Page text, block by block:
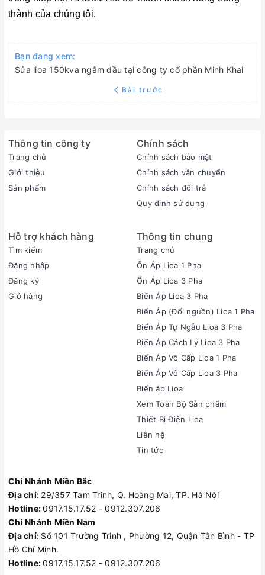
thành của chúng tôi.
Bạn đang xem:
Sửa lioa 150kva ngâm dầu tại công ty cổ phần Minh Khai
Bài trước
Thông tin công ty
Trang chủ
Giới thiệu
Sản phẩm
Chính sách
Chính sách bảo mật
Chính sách vận chuyển
Chính sách đổi trả
Quy định sử dụng
Hỗ trợ khách hàng
Tìm kiếm
Đăng nhập
Đăng ký
Giỏ hàng
Thông tin chung
Trang chủ
Ổn Áp Lioa 1 Pha
Ổn Áp Lioa 3 Pha
Biến Áp Lioa 3 Pha
Biến Áp (Đổi nguồn) Lioa 1 Pha
Biến Áp Tự Ngẫu Lioa 3 Pha
Biến Áp Cách Ly Lioa 3 Pha
Biến Áp Vô Cấp Lioa 1 Pha
Biến Áp Vô Cấp Lioa 3 Pha
Biến áp Lioa
Xem Toàn Bộ Sản phẩm
Thiết Bị Điện Lioa
Liên hệ
Tin tức
Chi Nhánh Miền Bắc
Địa chỉ: 29/357 Tam Trinh, Q. Hoàng Mai, TP. Hà Nội
Hotline:0917.15.17.52 - 0912.307.206
Chi Nhánh Miền Nam
Địa chỉ: Số 101 Trường Trinh , Phường 12, Quận Tân Bình - TP
Hồ Chí Minh.
Hotline:0917.15.17.52 - 0912.307.206